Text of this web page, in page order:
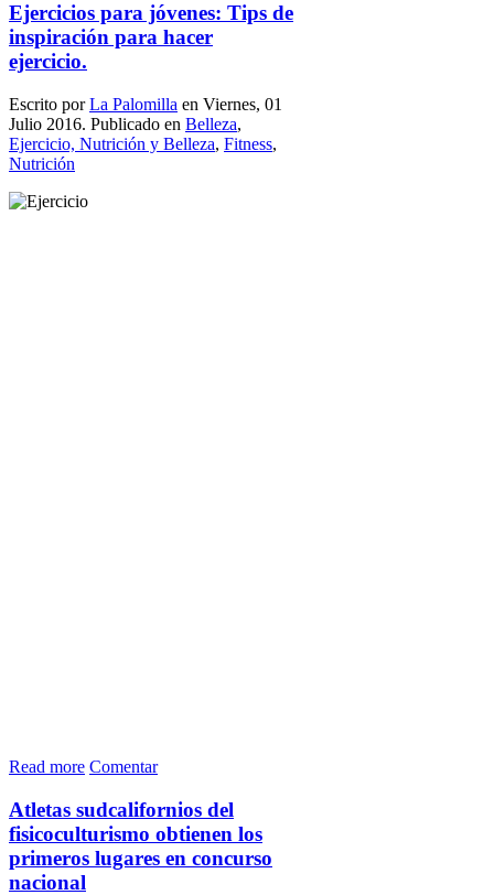
Ejercicios para jóvenes: Tips de
inspiración para hacer
ejercicio.
Escrito porLa Palomilla en Viernes, 01
Julio 2016. Publicado en Belleza,
Ejercicio, Nutrición y Belleza, Fitness,
Nutrición
Read more Comentar
Atletas sudcalifornios del
fisicoculturismo obtienen los
primeros lugares en concurso
nacional